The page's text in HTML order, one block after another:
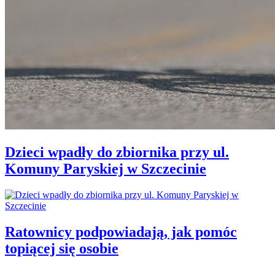
Dzieci wpadły do zbiornika przy ul.
Komuny Paryskiej w Szczecinie
Ratownicy podpowiadają, jak pomóc
topiącej się osobie